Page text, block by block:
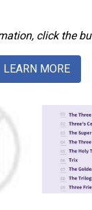
click the
LEARN MORE